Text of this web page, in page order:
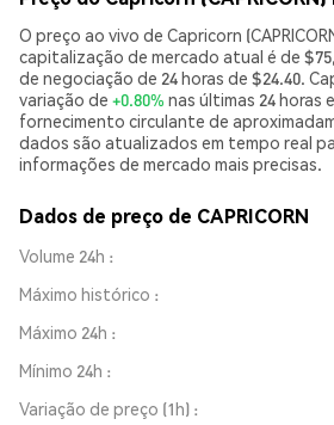
O preço ao vivo de Capricorn
capitalização de mercado atual é de
de negociação de 24 horas de $24.40.
variação de +0.80% nas últimas 24 horas
fornecimento circulante de
dados são atualizados em tempo real
informações de mercado mais precisas.
Dados de preço de CAPRICORN
Volume 24h
Máximo histórico
Máximo 24h
Mínimo 24h
Variação de preço (1h)